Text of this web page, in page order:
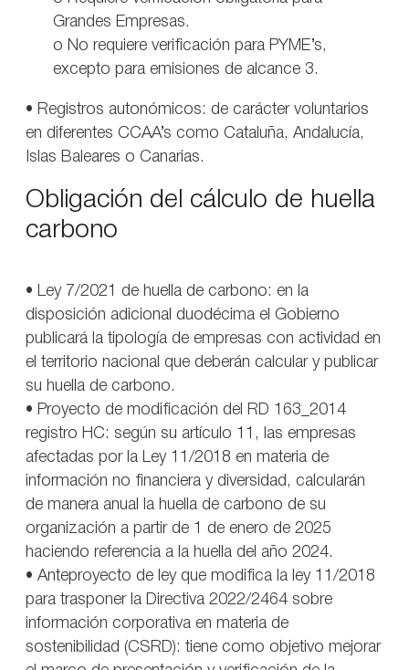
Grandes Empresas.
o No requiere verificación para PYME’s,
excepto para emisiones de alcance 3.
• Registros autonómicos: de carácter voluntarios
en diferentes CCAA’s como Cataluña, Andalucía,
Islas Baleares o Canarias.
Obligación del cálculo de huella
carbono
• Ley 7/2021 de huella de carbono: en la
disposición adicional duodécima el Gobierno
publicará la tipología de empresas con actividad en
el territorio nacional que deberán calcular y publicar
su huella de carbono.
• Proyecto de modificación del RD 163_2014
registro HC: según su artículo 11, las empresas
afectadas por la Ley 11/2018 en materia de
información no financiera y diversidad, calcularán
de manera anual la huella de carbono de su
organización a partir de 1 de enero de 2025
haciendo referencia a la huella del año 2024.
• Anteproyecto de ley que modifica la ley 11/2018
para trasponer la Directiva 2022/2464 sobre
información corporativa en materia de
sostenibilidad (CSRD): tiene como objetivo mejorar